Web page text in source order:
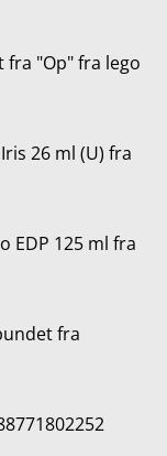
fra "Op" fra lego
26 ml (U) fra
EDP 125 ml fra
fra